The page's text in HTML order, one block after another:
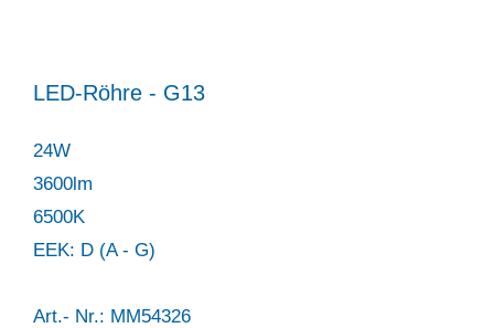
LED-Röhre - G13
24W
3600lm
6500K
EEK: D (A - G)
Art.- Nr.: MM54326